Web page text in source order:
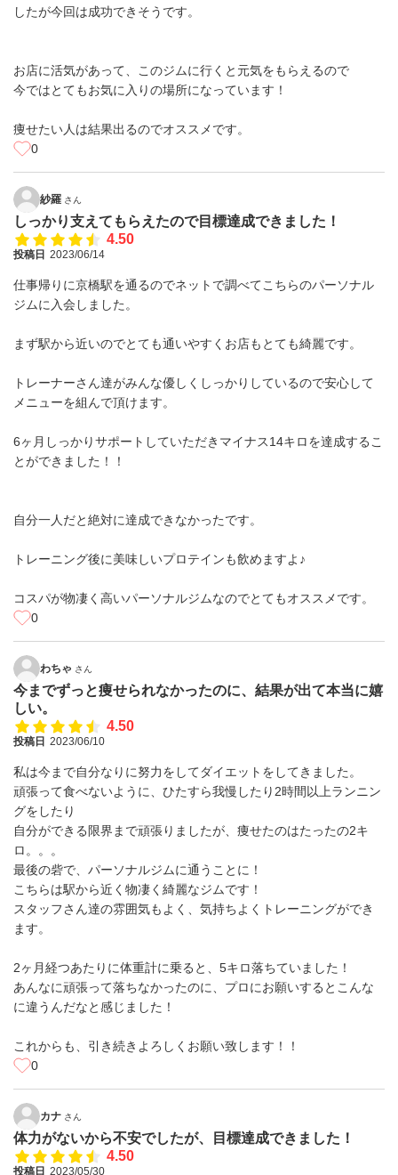
したが今回は成功できそうです。
お店に活気があって、このジムに行くと元気をもらえるので
今ではとてもお気に入りの場所になっています！
痩せたい人は結果出るのでオススメです。
0
紗羅 さん
しっかり支えてもらえたので目標達成できました！
4.50
投稿日 2023/06/14
仕事帰りに京橋駅を通るのでネットで調べてこちらのパーソナル
ジムに入会しました。
まず駅から近いのでとても通いやすくお店もとても綺麗です。
トレーナーさん達がみんな優しくしっかりしているので安心して
メニューを組んで頂けます。
6ヶ月しっかりサポートしていただきマイナス14キロを達成するこ
とができました！！
自分一人だと絶対に達成できなかったです。
トレーニング後に美味しいプロテインも飲めますよ♪
コスパが物凄く高いパーソナルジムなのでとてもオススメです。
0
わちゃ さん
今までずっと痩せられなかったのに、結果が出て本当に嬉
しい。
4.50
投稿日 2023/06/10
私は今まで自分なりに努力をしてダイエットをしてきました。
頑張って食べないように、ひたすら我慢したり2時間以上ランニン
グをしたり
自分ができる限界まで頑張りましたが、痩せたのはたったの2キ
ロ。。。
最後の砦で、パーソナルジムに通うことに！
こちらは駅から近く物凄く綺麗なジムです！
スタッフさん達の雰囲気もよく、気持ちよくトレーニングができ
ます。
2ヶ月経つあたりに体重計に乗ると、5キロ落ちていました！
あんなに頑張って落ちなかったのに、プロにお願いするとこんな
に違うんだなと感じました！
これからも、引き続きよろしくお願い致します！！
0
カナ さん
体力がないから不安でしたが、目標達成できました！
4.50
投稿日 2023/05/30